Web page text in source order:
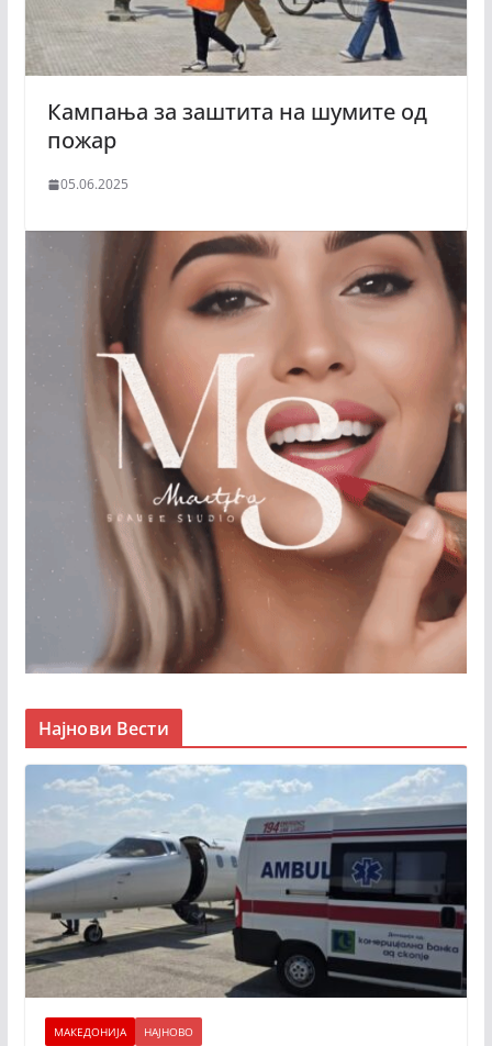
Кампања за заштита на шумите од
пожар
05.06.2025
Најнови Вести
МАКЕДОНИЈА НАЈНОВО